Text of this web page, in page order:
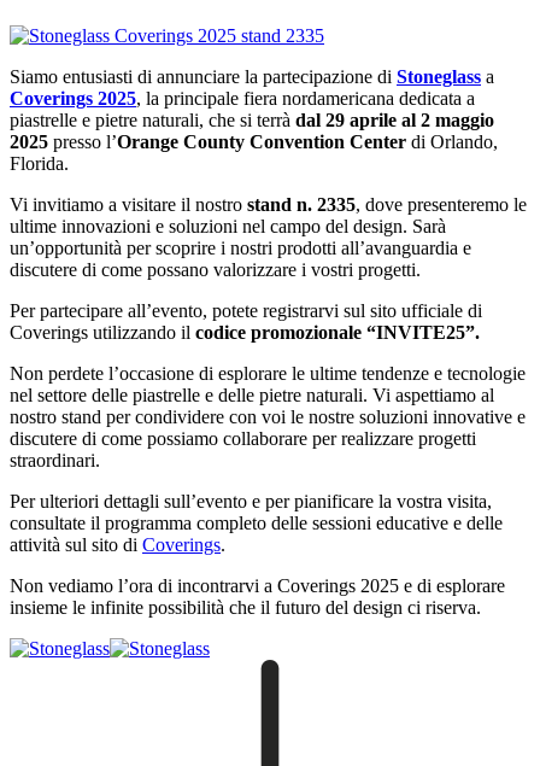
Siamo entusiasti di annunciare la partecipazione di Stoneglass a
Coverings 2025, la principale fiera nordamericana dedicata a
piastrelle e pietre naturali, che si terrà dal 29 aprile al 2 maggio
2025 presso l’Orange County Convention Center di Orlando,
Florida.
Vi invitiamo a visitare il nostro stand n. 2335, dove presenteremo le
ultime innovazioni e soluzioni nel campo del design. Sarà
un’opportunità per scoprire i nostri prodotti all’avanguardia e
discutere di come possano valorizzare i vostri progetti.
Per partecipare all’evento, potete registrarvi sul sito ufficiale di
Coverings utilizzando il codice promozionale “INVITE25”.
Non perdete l’occasione di esplorare le ultime tendenze e tecnologie
nel settore delle piastrelle e delle pietre naturali. Vi aspettiamo al
nostro stand per condividere con voi le nostre soluzioni innovative e
discutere di come possiamo collaborare per realizzare progetti
straordinari.
Per ulteriori dettagli sull’evento e per pianificare la vostra visita,
consultate il programma completo delle sessioni educative e delle
attività sul sito di Coverings.
Non vediamo l’ora di incontrarvi a Coverings 2025 e di esplorare
insieme le infinite possibilità che il futuro del design ci riserva.